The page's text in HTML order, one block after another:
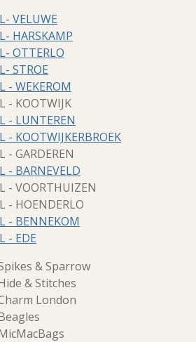
VELUWE
HARSKAMP
OTTERLO
STROE
- WEKEROM
- KOOTWIJK
- LUNTEREN
- KOOTWIJKERBROEK
- GARDEREN
- BARNEVELD
- VOORTHUIZEN
- HOENDERLO
- BENNEKOM
- EDE
& Sparrow
& Stitches
London